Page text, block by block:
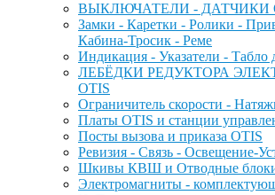
ВЫКЛЮЧАТЕЛИ - ДАТЧИКИ
Замки - Каретки - Ролики -
Кабина-Тросик - Реме
Индикация - Указатели - Табло
ЛЕБЁДКИ РЕДУКТОРА
OTIS
Ограничитель скорости -
Платы OTIS и станции
Посты вызова и приказа OTIS
Ревизия - Связь - Освещение-
Шкивы КВШ и Отводные
Электромагниты -